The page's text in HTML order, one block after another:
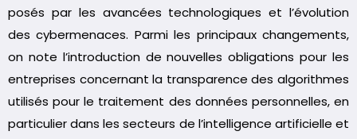
posés par les avancées technologiques et l’évolution
des cybermenaces. Parmi les principaux changements,
on note l’introduction de nouvelles obligations pour les
entreprises concernant la transparence des algorithmes
utilisés pour le traitement des données personnelles, en
particulier dans les secteurs de l’intelligence artificielle et